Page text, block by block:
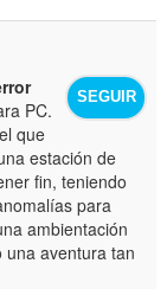
SEGUIR
PC.
que
estación de
fin, teniendo
para
ambientación
una aventura tan